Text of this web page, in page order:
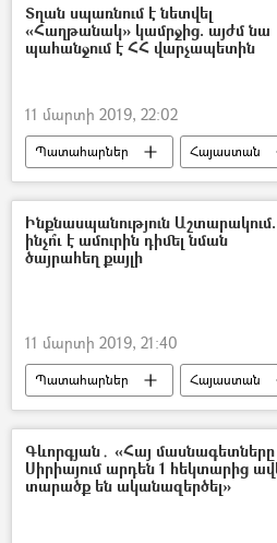
Տղան սպառնում է նետվել
«Հաղթանակ» կամրջից. այժմ նա
պահանջում է ՀՀ վարչապետին
11 մարտի 2019, 22:02
Պատահարներ Հայաստան
Ինքնասպանություն Աշտարակում.
ինչո՞ւ է ամուրին դիմել նման
ծայրահեղ քայլի
11 մարտի 2019, 21:40
Պատահարներ
Հայաստան
ՀՀ Ոստիկանություն
Գևորգյան․ «Հայ մասնագետները
Սիրիայում արդեն 1 հեկտարից
տարածք են ականազերծել»